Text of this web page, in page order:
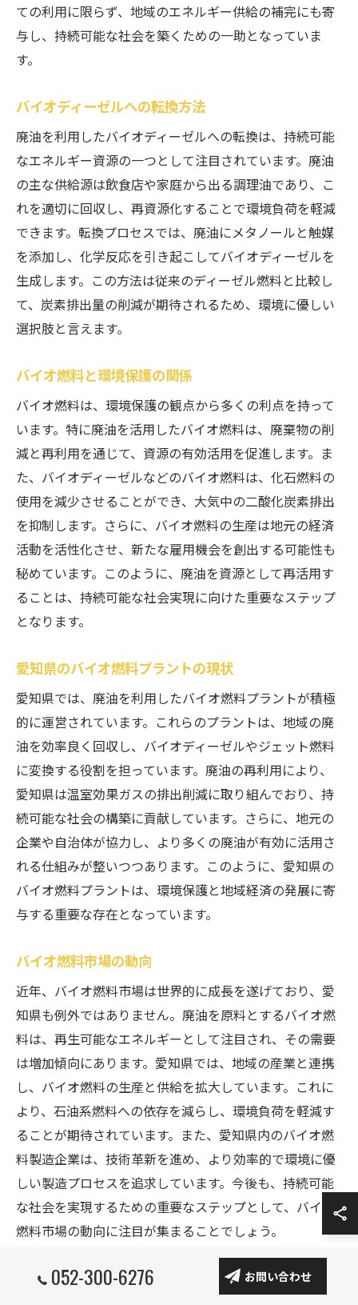
ての利用に限らず、地域のエネルギー供給の補完にも寄
与し、持続可能な社会を築くための一助となっていま
す。
バイオディーゼルへの転換方法
廃油を利用したバイオディーゼルへの転換は、持続可能
なエネルギー資源の一つとして注目されています。廃油
の主な供給源は飲食店や家庭から出る調理油であり、こ
れを適切に回収し、再資源化することで環境負荷を軽減
できます。転換プロセスでは、廃油にメタノールと触媒
を添加し、化学反応を引き起こしてバイオディーゼルを
生成します。この方法は従来のディーゼル燃料と比較し
て、炭素排出量の削減が期待されるため、環境に優しい
選択肢と言えます。
バイオ燃料と環境保護の関係
バイオ燃料は、環境保護の観点から多くの利点を持って
います。特に廃油を活用したバイオ燃料は、廃棄物の削
減と再利用を通じて、資源の有効活用を促進します。ま
た、バイオディーゼルなどのバイオ燃料は、化石燃料の
使用を減少させることができ、大気中の二酸化炭素排出
を抑制します。さらに、バイオ燃料の生産は地元の経済
活動を活性化させ、新たな雇用機会を創出する可能性も
秘めています。このように、廃油を資源として再活用す
ることは、持続可能な社会実現に向けた重要なステップ
となります。
愛知県のバイオ燃料プラントの現状
愛知県では、廃油を利用したバイオ燃料プラントが積極
的に運営されています。これらのプラントは、地域の廃
油を効率良く回収し、バイオディーゼルやジェット燃料
に変換する役割を担っています。廃油の再利用により、
愛知県は温室効果ガスの排出削減に取り組んでおり、持
続可能な社会の構築に貢献しています。さらに、地元の
企業や自治体が協力し、より多くの廃油が有効に活用さ
れる仕組みが整いつつあります。このように、愛知県の
バイオ燃料プラントは、環境保護と地域経済の発展に寄
与する重要な存在となっています。
バイオ燃料市場の動向
近年、バイオ燃料市場は世界的に成長を遂げており、愛
知県も例外ではありません。廃油を原料とするバイオ燃
料は、再生可能なエネルギーとして注目され、その需要
は増加傾向にあります。愛知県では、地域の産業と連携
し、バイオ燃料の生産と供給を拡大しています。これに
より、石油系燃料への依存を減らし、環境負荷を軽減す
ることが期待されています。また、愛知県内のバイオ燃
料製造企業は、技術革新を進め、より効率的で環境に優
しい製造プロセスを追求しています。今後も、持続可能
な社会を実現するための重要なステップとして、バイオ
燃料市場の動向に注目が集まることでしょう。
052-300-6276 お問い合わせ